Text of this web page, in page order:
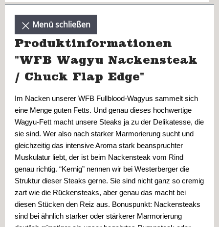
Menü schließen
Produktinformationen
"WFB Wagyu Nackensteak
/ Chuck Flap Edge"
Im Nacken unserer WFB Fullblood-Wagyus sammelt sich
eine Menge guten Fetts. Und genau dieses hochwertige
Wagyu-Fett macht unsere Steaks ja zu der Delikatesse, die
sie sind. Wer also nach starker Marmorierung sucht und
gleichzeitig das intensive Aroma stark beanspruchter
Muskulatur liebt, der ist beim Nackensteak vom Rind
genau richtig. “Kernig” nennen wir bei Westerberger die
Struktur dieser Steaks gerne. Sie sind nicht ganz so cremig
zart wie die Rückensteaks, aber genau das macht bei
diesen Stücken den Reiz aus. Bonuspunkt: Nackensteaks
sind bei ähnlich starker oder stärkerer Marmorierung